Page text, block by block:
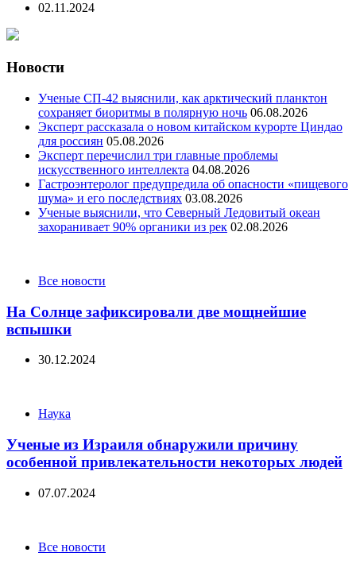
02.11.2024
Новости
Ученые СП-42 выяснили, как арктический планктон
сохраняет биоритмы в полярную ночь 06.08.2026
Эксперт рассказала о новом китайском курорте Циндао
для россиян 05.08.2026
Эксперт перечислил три главные проблемы
искусственного интеллекта 04.08.2026
Гастроэнтеролог предупредила об опасности «пищевого
шума» и его последствиях 03.08.2026
Ученые выяснили, что Северный Ледовитый океан
захоранивает 90% органики из рек 02.08.2026
CategoriesВсе новости
На Солнце зафиксировали две мощнейшие
вспышки
30.12.2024
Categories
Наука
Ученые из Израиля обнаружили причину
особенной привлекательности некоторых людей
07.07.2024
CategoriesВсе новости